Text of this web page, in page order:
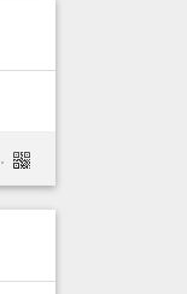
with-pour-firefox